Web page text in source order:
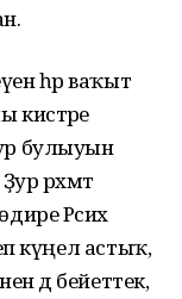
һәр ваҡыт
булыуын
рәхмәт
Рәсих
күңел астыҡ,
дә бейеттек,